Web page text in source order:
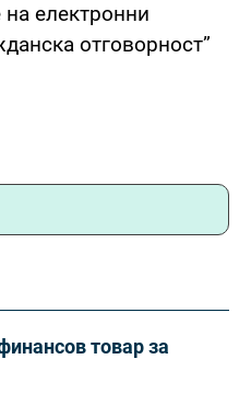
електронни
отговорност”
товар за